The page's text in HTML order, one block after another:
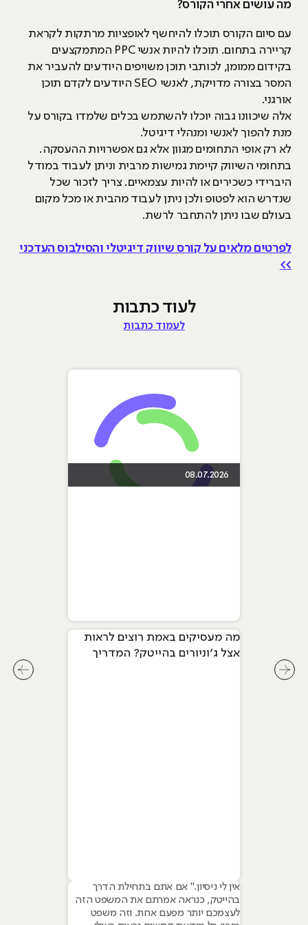
מה עושים אחרי הקורס?
עם סיום הקורס תוכלו להיחשף לאופציות מרתקות לקראת
קריירה בתחום. תוכלו להיות אנשי PPC המתמקצעים
בקידום ממומן, לכותבי תוכן משויפים היודעים להעביר את
המסר בצורה מדויקת, לאנשי SEO היודעים לקדם תוכן
אורגני.
אלה שיכוונו גבוה יוכלו להשתמש בכלים שלמדו בקורס על
מנת להפוך לאנשי ומנהלי דיגיטל.
לא רק אופי התחומים מגוון אלא גם אפשרויות ההעסקה.
בתחומי השיווק קיימת גמישות מרבית וניתן לעבוד במודל
היברידי כשכירים או להיות עצמאיים. צריך לזכור שכל
שנדרש הוא לפטופ ולכן ניתן לעבוד מהבית או מכל מקום
בעולם שבו ניתן להתחבר לרשת.
לפרטים מלאים על קורס שיווק דיגיטלי והסילבוס העדכני
>>
לעוד כתבות
לעמוד כתבות
08.07.2026
מה מעסיקים באמת רוצים לראות
אצל ג׳וניורים בהייטק? המדריך
אין לי ניסיון." אם אתם בתחילת הדרך
בהייטק, כנראה אמרתם את המשפט הזה
לעצמכם יותר מפעם אחת. וזה משפט
לחץ לחץ לשיקופית קודמת בסליידר מאמרים